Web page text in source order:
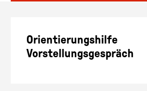
Orientierungshilfe
Vorstellungsgespräch